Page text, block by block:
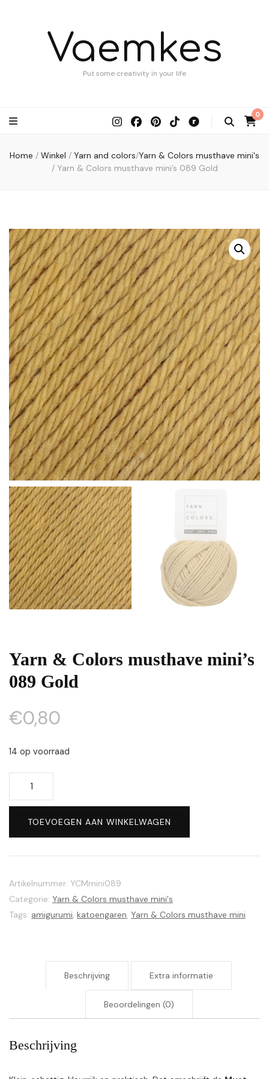
Vaemkes
Put some creativity in your life
0
Home / Winkel / Yarn and colors/Yarn & Colors musthave mini's
/ Yarn & Colors musthave mini’s 089 Gold
Yarn & Colors musthave mini’s
089 Gold
€0,80
14 op voorraad
musthave
089
aantal
TOEVOEGEN AAN WINKELWAGEN
Artikelnummer: YCMmini089
Categorie: Yarn & Colors musthave mini's
Tags: amigurumi, katoengaren, Yarn & Colors musthave mini
Beschrijving Extra informatie
Beoordelingen (0)
Beschrijving